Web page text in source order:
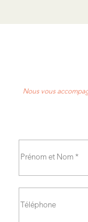
Nous vous